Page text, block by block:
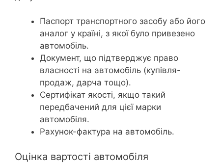
Паспорт транспортного засобу або його
аналог у країні, з якої було привезено
автомобіль.
Документ, що підтверджує право
власності на автомобіль (купівля-
продаж, дарча тощо).
Сертифікат якості, якщо такий
передбачений для цієї марки
автомобіля.
Рахунок-фактура на автомобіль.
Оцінка вартості автомобіля